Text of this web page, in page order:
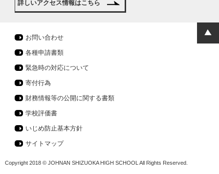
詳しいアクセス情報はこちら
お問い合わせ
各種申請書類
緊急時の対応について
寄付行為
財務情報等の公開に関する書類
学校評価書
いじめ防止基本方針
サイトマップ
Copyright 2018 © JOHNAN SHIZUOKA HIGH SCHOOL All Rights Reserved.